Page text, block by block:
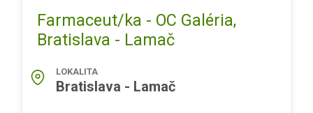
Farmaceut/ka - OC Galéria,
Bratislava - Lamač
LOKALITA
Bratislava - Lamač